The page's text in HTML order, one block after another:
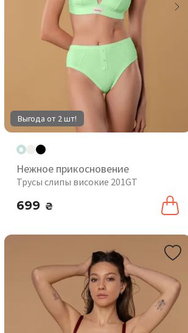
Выгода от 2 шт!
Нежное прикосновение
Трусы слипы високие 201GT
699 ₴